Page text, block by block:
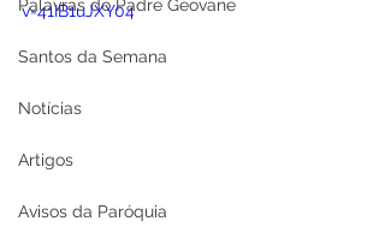
Palavras do Padre Geovane
Santos da Semana
Notícias
Artigos
Avisos da Paróquia
v=41IB1uJXY04